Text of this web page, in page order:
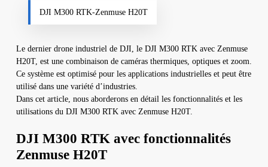
DJI M300 RTK-Zenmuse H20T
Le dernier drone industriel de DJI, le DJI M300 RTK avec Zenmuse
H20T, est une combinaison de caméras thermiques, optiques et zoom.
Ce système est optimisé pour les applications industrielles et peut être
utilisé dans une variété d’industries.
Dans cet article, nous aborderons en détail les fonctionnalités et les
utilisations du DJI M300 RTK avec Zenmuse H20T.
DJI M300 RTK avec fonctionnalités
Zenmuse H20T